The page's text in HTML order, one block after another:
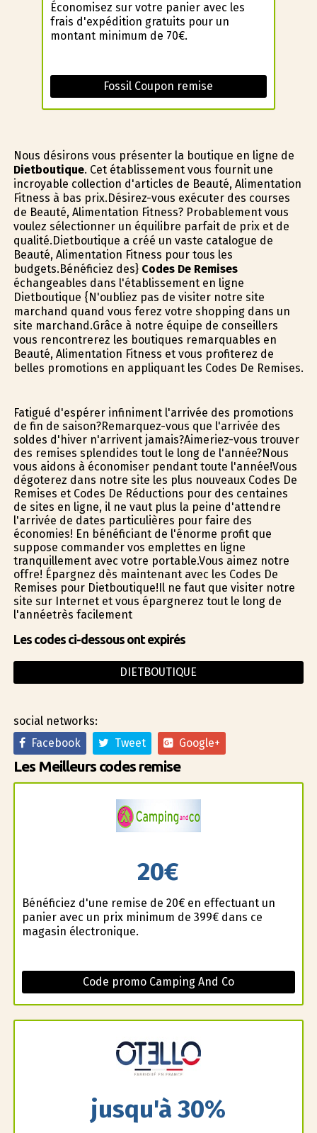
Économisez sur votre panier avec les
frais d'expédition gratuits pour un
montant minimum de 70€.
Fossil Coupon remise
Nous désirons vous présenter la boutique en ligne de
Dietboutique. Cet établissement vous fournit une
incroyable collection d'articles de Beauté, Alimentation
Fitness à bas prix.Désirez-vous exécuter des courses
de Beauté, Alimentation Fitness? Probablement vous
voulez sélectionner un équilibre parfait de prix et de
qualité.Dietboutique a créé un vaste catalogue de
Beauté, Alimentation Fitness pour tous les
budgets.Bénéficiez des} Codes De Remises
échangeables dans l'établissement en ligne
Dietboutique {N'oubliez pas de visiter notre site
marchand quand vous ferez votre shopping dans un
site marchand.Grâce à notre équipe de conseillers
vous rencontrerez les boutiques remarquables en
Beauté, Alimentation Fitness et vous profiterez de
belles promotions en appliquant les Codes De Remises.
Fatigué d'espérer infiniment l'arrivée des promotions
de fin de saison?Remarquez-vous que l'arrivée des
soldes d'hiver n'arrivent jamais?Aimeriez-vous trouver
des remises splendides tout le long de l'année?Nous
vous aidons à économiser pendant toute l'année!Vous
dégoterez dans notre site les plus nouveaux Codes De
Remises et Codes De Réductions pour des centaines
de sites en ligne, il ne vaut plus la peine d'attendre
l'arrivée de dates particulières pour faire des
économies! En bénéficiant de l'énorme profit que
suppose commander vos emplettes en ligne
tranquillement avec votre portable.Vous aimez notre
offre! Épargnez dès maintenant avec les Codes De
Remises pour Dietboutique!Il ne faut que visiter notre
site sur Internet et vous épargnerez tout le long de
l'annéetrès facilement
Les codes ci-dessous ont expirés
DIETBOUTIQUE
social networks:
Facebook
Tweet Google+
Les Meilleurs codes remise
20€
Bénéficiez d'une remise de 20€ en effectuant un
panier avec un prix minimum de 399€ dans ce
magasin électronique.
Code promo Camping And Co
jusqu'à 30%